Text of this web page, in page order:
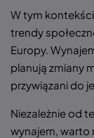
W tym
trendy
Europy.
planują zmiany
przywiązani do
Niezależnie od
wynajem, warto